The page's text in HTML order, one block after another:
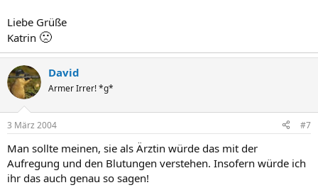
Liebe Grüße
Katrin 🙁
David
Armer Irrer! *g*
3 März 2004 #7
Man sollte meinen, sie als Ärztin würde das mit der
Aufregung und den Blutungen verstehen. Insofern würde ich
ihr das auch genau so sagen!